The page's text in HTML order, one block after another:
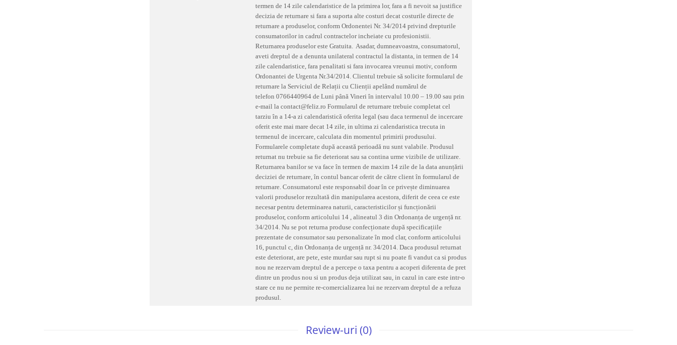
termen de 14 zile calendaristice de la primirea lor, fara a fi nevoit sa justifice
decizia de returnare si fara a suporta alte costuri decat costurile directe de
returnare a produselor, conform Ordonentei Nr. 34/2014 privind drepturile
consumatorilor in cadrul contractelor incheiate cu profesionistii.
Returnarea produselor este Gratuita. Asadar, dumneavoastra, consumatorul,
aveti dreptul de a denunta unilateral contractul la distanta, in termen de 14
zile calendaristice, fara penalitati si fara invocarea vreunui motiv, conform
Ordonantei de Urgenta Nr.34/2014. Clientul trebuie să solicite formularul de
returnare la Serviciul de Relații cu Clienții apelând numărul de
telefon 0766440964 de Luni până Vineri în intervalul 10.00 – 19.00 sau prin
e-mail la contact@feliz.ro Formularul de returnare trebuie completat cel
tarziu în a 14-a zi calendaristică oferita legal (sau daca termenul de incercare
oferit este mai mare decat 14 zile, in ultima zi calendaristica trecuta in
termenul de incercare, calculata din momentul primirii produsului.
Formularele completate după această perioadă nu sunt valabile. Produsul
returnat nu trebuie sa fie deteriorat sau sa contina urme vizibile de utilizare.
Returnarea banilor se va face în termen de maxim 14 zile de la data anunțării
deciziei de returnare, în contul bancar oferit de către client în formularul de
returnare. Consumatorul este responsabil doar în ce privește diminuarea
valorii produselor rezultată din manipularea acestora, diferit de ceea ce este
necesar pentru determinarea naturii, caracteristicilor și funcționării
produselor, conform articolului 14 , alineatul 3 din Ordonanța de urgență nr.
34/2014. Nu se pot returna produse confecționate după specificațiile
prezentate de consumator sau personalizate în mod clar, conform articolului
16, punctul c, din Ordonanța de urgență nr. 34/2014. Daca produsul returnat
este deteriorat, are pete, este murdar sau rupt si nu poate fi vandut ca si produs
nou ne rezervam dreptul de a percepe o taxa pentru a acoperi diferenta de pret
dintre un produs nou si un produs deja utilizat sau, in cazul in care este intr-o
stare ce nu ne permite re-comercializarea lui ne rezervam dreptul de a refuza
produsul.
Review-uri (0)